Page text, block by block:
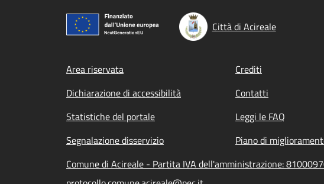
Città di Acireale
Footer menu
Area riservata Crediti
Dichiarazione di accessibilità
Contatti
Statistiche del portale
Leggi le FAQ
Segnalazione disservizio
Piano di
Comune di Acireale - Partita IVA dell'amministrazione: